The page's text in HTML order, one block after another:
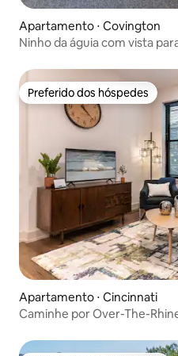
Apartamento ⋅ Covington
Ninho da águia com vista
Preferido dos hóspedes
Preferido dos hóspedes
Apartamento ⋅ Cincinnati
Caminhe por Over-The-